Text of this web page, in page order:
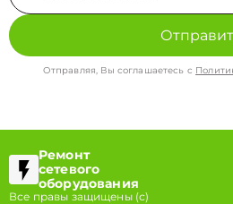
Отправляя, Вы соглашаетесь с
Ремонт
сетевого
оборудования
Все правы защищены (с)